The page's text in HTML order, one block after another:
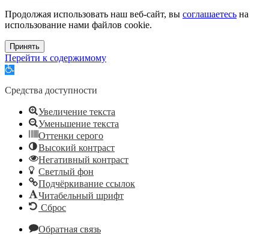
Продолжая использовать наш веб-сайт, вы соглашаетесь на
использование нами файлов cookie.
Принять
Перейти к содержимому
Открыть
инструментов
Средства доступности
Увеличение текста
Уменьшение текста
Оттенки серого
Высокий контраст
Негативный контраст
Светлый фон
Подчёркивание ссылок
Читабельный шрифт
Сброс
Обратная связь